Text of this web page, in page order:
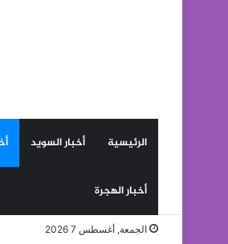
الرئيسية أخبار السويد
أخبار الهجرة
الجمعة, أغسطس 7 2026